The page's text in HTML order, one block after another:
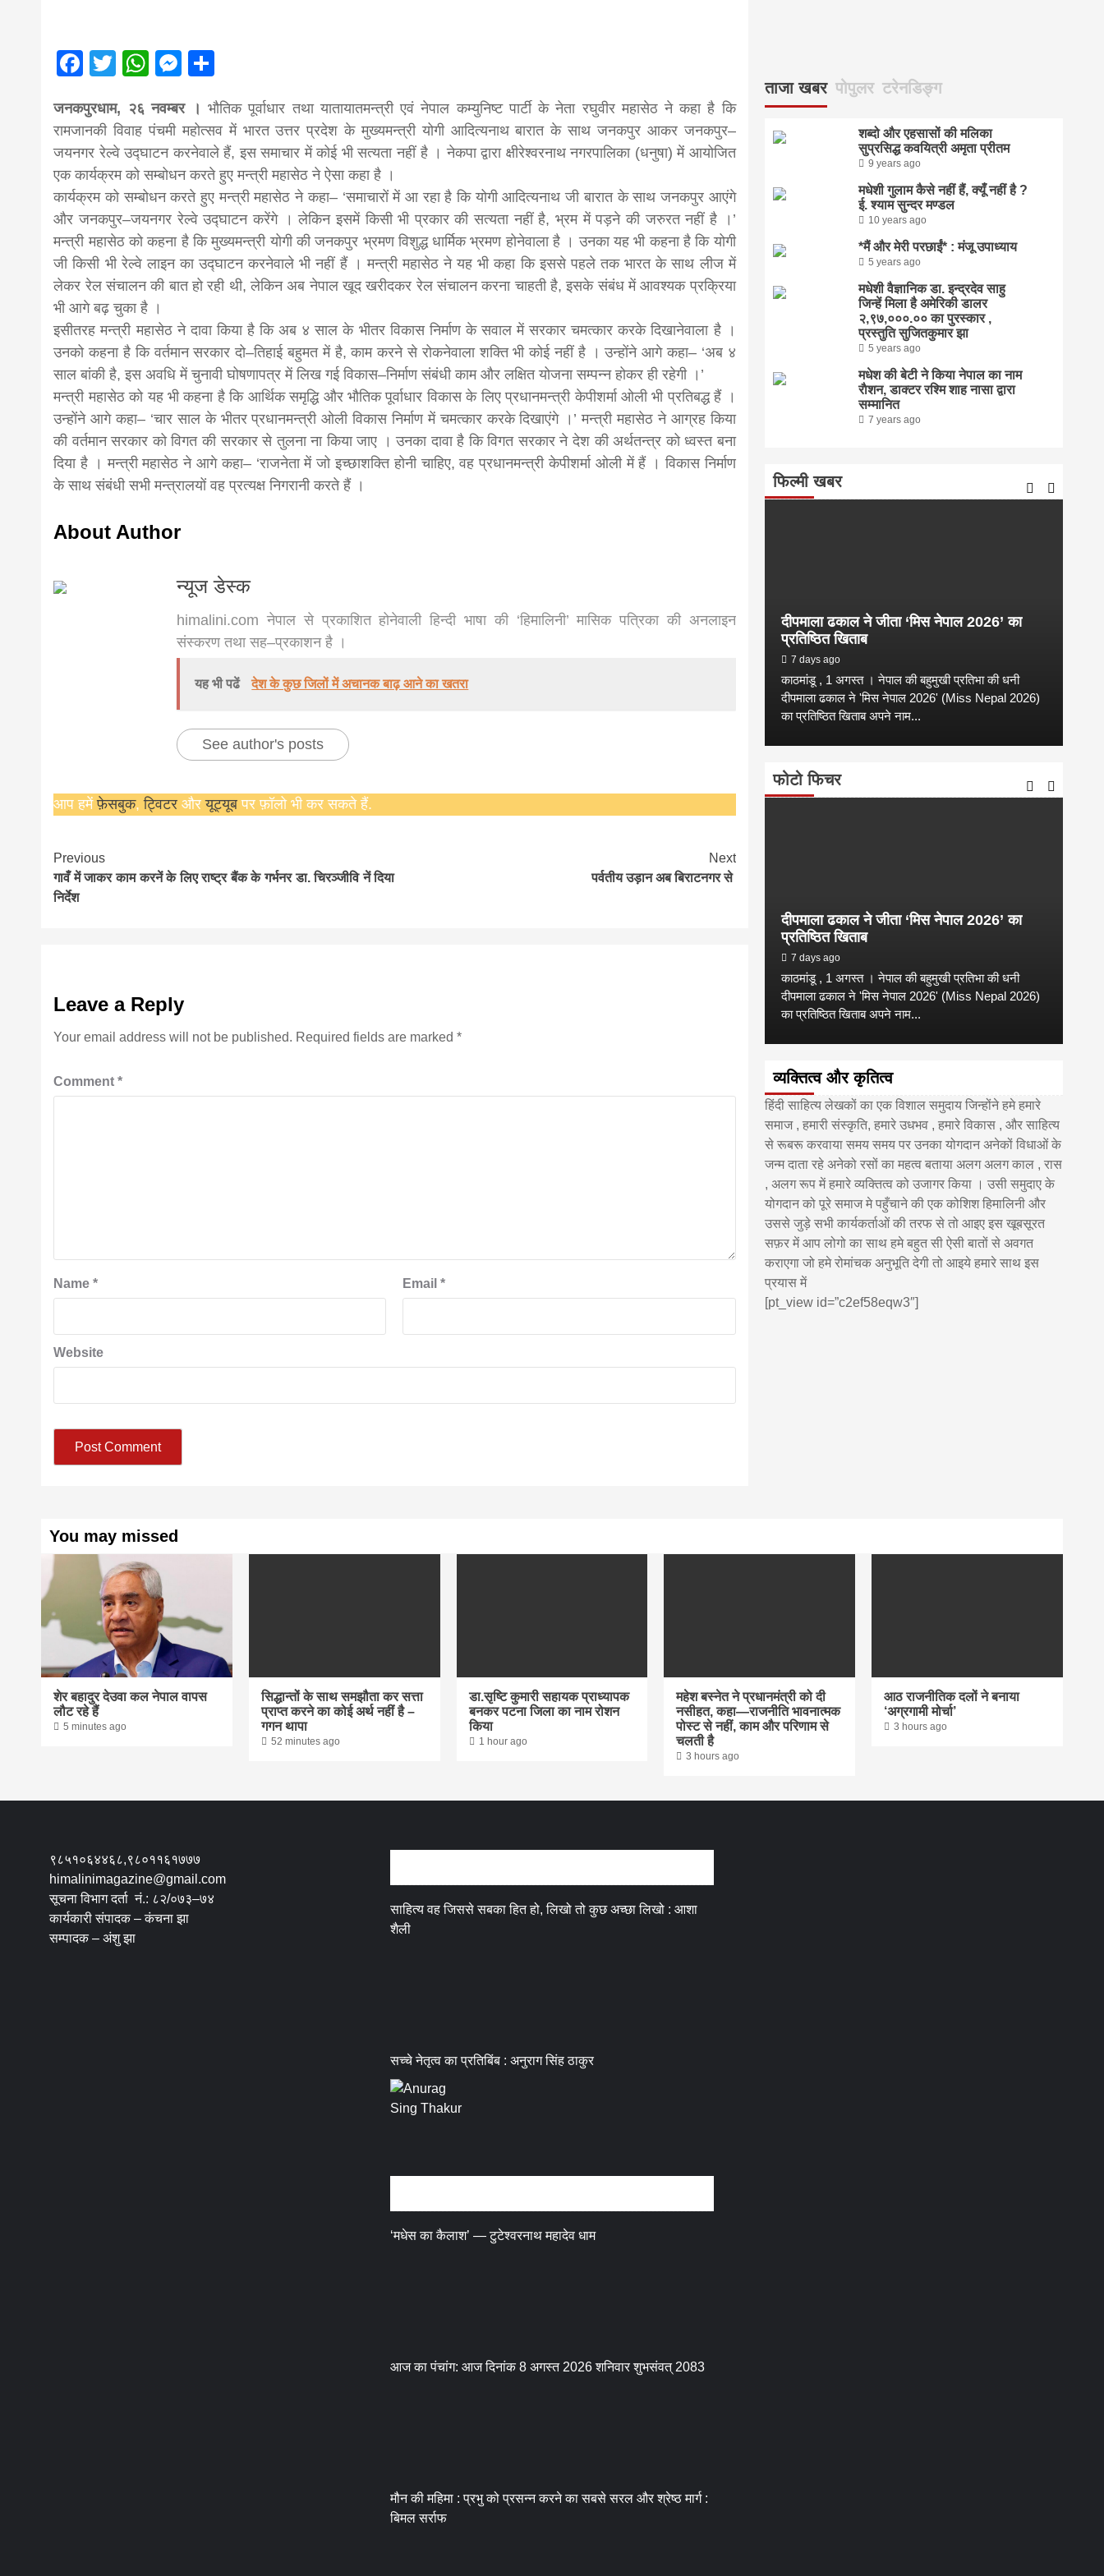
Nepal brings
news in hindi
from
Nepal,madhesh
news,financial
news,loan,bank
news, madhesh
khabar
Facebook
TwitterWhatsApp
Messenger
जनकपुरधाम, २६ नवम्बर । भौतिक पूर्वाधार तथा यातायातमन्त्री एवं नेपाल कम्युनिष्ट पार्टी के नेता रघुवीर महासेठ ने कहा है कि
रामजानकी विवाह पंचमी महोत्सव में भारत उत्तर प्रदेश के मुख्यमन्त्री योगी आदित्यनाथ बारात के साथ जनकपुर आकर जनकपुर–
जयनगर रेल्वे उद्घाटन करनेवाले हैं, इस समाचार में कोई भी सत्यता नहीं है । नेकपा द्वारा क्षीरेश्वरनाथ नगरपालिका (धनुषा) में आयोजित
एक कार्यक्रम को सम्बोधन करते हुए मन्त्री महासेठ ने ऐसा कहा है ।
कार्यक्रम को सम्बोधन करते हुए मन्त्री महासेठ ने कहा– ‘समाचारों में आ रहा है कि योगी आदित्यनाथ जी बारात के साथ जनकपुर आएंगे
और जनकपुर–जयनगर रेल्वे उद्घाटन करेंगे । लेकिन इसमें किसी भी प्रकार की सत्यता नहीं है, भ्रम में पड़ने की जरुरत नहीं है ।’
मन्त्री महासेठ को कहना है कि मुख्यमन्त्री योगी की जनकपुर भ्रमण विशुद्ध धार्मिक भ्रमण होनेवाला है । उनका यह भी कहना है कि योगी
जी किसी भी रेल्वे लाइन का उद्घाटन करनेवाले भी नहीं हैं । मन्त्री महासेठ ने यह भी कहा कि इससे पहले तक भारत के साथ लीज में
लेकर रेल संचालन की बात हो रही थी, लेकिन अब नेपाल खूद खरीदकर रेल संचालन करना चाहती है, इसके संबंध में आवश्यक प्रक्रिया
भी आगे बढ़ चुका है ।
इसीतरह मन्त्री महासेठ ने दावा किया है कि अब ४ साल के भीतर विकास निर्माण के सवाल में सरकार चमत्कार करके दिखानेवाला है ।
उनको कहना है कि वर्तमान सरकार दो–तिहाई बहुमत में है, काम करने से रोकनेवाला शक्ति भी कोई नहीं है । उन्होंने आगे कहा– ‘अब ४
साल बांकी है, इस अवधि में चुनावी घोषणापत्र में लिख गई विकास–निर्माण संबंधी काम और लक्षित योजना सम्पन्न होकर ही रहेगी ।’
मन्त्री महासेठ को यह भी कहना है कि आर्थिक समृद्धि और भौतिक पूर्वाधार विकास के लिए प्रधानमन्त्री केपीशर्मा ओली भी प्रतिबद्ध हैं ।
उन्होंने आगे कहा– ‘चार साल के भीतर प्रधानमन्त्री ओली विकास निर्माण में चमत्कार करके दिखाएंगे ।’ मन्त्री महासेठ ने आग्रह किया
की वर्तमान सरकार को विगत की सरकार से तुलना ना किया जाए । उनका दावा है कि विगत सरकार ने देश की अर्थतन्त्र को ध्वस्त बना
दिया है । मन्त्री महासेठ ने आगे कहा– ‘राजनेता में जो इच्छाशक्ति होनी चाहिए, वह प्रधानमन्त्री केपीशर्मा ओली में हैं । विकास निर्माण
के साथ संबंधी सभी मन्त्रालयों वह प्रत्यक्ष निगरानी करते हैं ।
About Author
न्यूज डेस्क
himalini.com नेपाल से प्रकाशित होनेवाली हिन्दी भाषा की ‘हिमालिनी’ मासिक पत्रिका की अनलाइन
संस्करण तथा सह–प्रकाशन है ।
यह भी पढें देश के कुछ जिलों में अचानक बाढ़ आने का खतरा
See author's posts
आप हमेंफ़ेसबुक,ट्विटरऔरयूट्यूब पर फ़ॉलो भी कर सकते हैं.
Continue
Reading
Previous
गावँ में जाकर काम करनें के लिए राष्ट्र बैंक के गर्भनर डा. चिरञ्जीवि नें दिया
निर्देश
Next
पर्वतीय उड़ान अब बिराटनगर से
Leave a Reply
Your email address will not be published. Required fields are marked*
Comment*
Name* Email*
Website
ताजा खबर पोपुलर टरेनडिङ्ग
शब्दो और एहसासों की मलिका
सुप्रसिद्ध कवयित्री अमृता प्रीतम
9 years ago
मधेशी गुलाम कैसे नहीं हैं, क्यूँ नहीं है ?
ई. श्याम सुन्दर मण्डल
10 years ago
*मैं और मेरी परछाईं* : मंजू उपाध्याय
5 years ago
मधेशी वैज्ञानिक डा. इन्द्रदेव साहु
जिन्हें मिला है अमेरिकी डालर
२,९७,०००.०० का पुरस्कार ,
प्रस्तुति सुजितकुमार झा
5 years ago
मधेश की बेटी ने किया नेपाल का नाम
राैशन, डाक्टर रश्मि शाह नासा द्वारा
सम्मानित
7 years ago
फिल्मी खबर
दीपमाला ढकाल ने जीता ‘मिस नेपाल 2026’ का
प्रतिष्ठित खिताब
7 days ago
काठमांडू , 1 अगस्त । नेपाल की बहुमुखी प्रतिभा की धनी
दीपमाला ढकाल ने 'मिस नेपाल 2026' (Miss Nepal 2026)
का प्रतिष्ठित खिताब अपने नाम...
फोटो फिचर
दीपमाला ढकाल ने जीता ‘मिस नेपाल 2026’ का
प्रतिष्ठित खिताब
7 days ago
काठमांडू , 1 अगस्त । नेपाल की बहुमुखी प्रतिभा की धनी
दीपमाला ढकाल ने 'मिस नेपाल 2026' (Miss Nepal 2026)
का प्रतिष्ठित खिताब अपने नाम...
व्यक्तित्व और कृतित्व
हिंदी साहित्य लेखकों का एक विशाल समुदाय जिन्होंने हमे हमारे
समाज , हमारी संस्कृति, हमारे उधभव , हमारे विकास , और साहित्य
से रूबरू करवाया समय समय पर उनका योगदान अनेकों विधाओं के
जन्म दाता रहे अनेको रसों का महत्व बताया अलग अलग काल , रास
, अलग रूप में हमारे व्यक्तित्व को उजागर किया । उसी समुदाए के
योगदान को पूरे समाज मे पहुँचाने की एक कोशिश हिमालिनी और
उससे जुड़े सभी कार्यकर्ताओं की तरफ से तो आइए इस खूबसूरत
सफ़र में आप लोगो का साथ हमे बहुत सी ऐसी बातों से अवगत
कराएगा जो हमे रोमांचक अनुभूति देगी तो आइये हमारे साथ इस
प्रयास में
[pt_view id=”c2ef58eqw3″]
You may missed
शेर बहादुर देउवा कल नेपाल वापस
लौट रहे हैं
5 minutes ago
सिद्धान्तों के साथ समझौता कर सत्ता
प्राप्त करने का कोई अर्थ नहीं है –
गगन थापा
52 minutes ago
डा.सृष्टि कुमारी सहायक प्राध्यापक
बनकर पटना जिला का नाम रोशन
किया
1 hour ago
महेश बस्नेत ने प्रधानमंत्री को दी
नसीहत, कहा—राजनीति भावनात्मक
पोस्ट से नहीं, काम और परिणाम से
चलती है
3 hours ago
आठ राजनीतिक दलों ने बनाया
‘अग्रगामी मोर्चा’
3 hours ago
९८५१०६४४६८,९८०११६१७७७
himalinimagazine@gmail.com
सूचना विभाग दर्ता नं.: ८२/०७३–७४
कार्यकारी संपादक – कंचना झा
सम्पादक – अंशु झा
साहित्य वह जिससे सबका हित हो, लिखो तो कुछ अच्छा लिखो : आशा
शैली
सच्चे नेतृत्व का प्रतिबिंब : अनुराग सिंह ठाकुर
‘मधेस का कैलाश’ — टुटेश्वरनाथ महादेव धाम
आज का पंचांग: आज दिनांक 8 अगस्त 2026 शनिवार शुभसंवत् 2083
मौन की महिमा : प्रभु को प्रसन्न करने का सबसे सरल और श्रेष्ठ मार्ग :
बिमल सर्राफ